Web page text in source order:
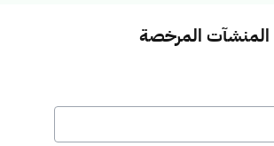
المرخصة